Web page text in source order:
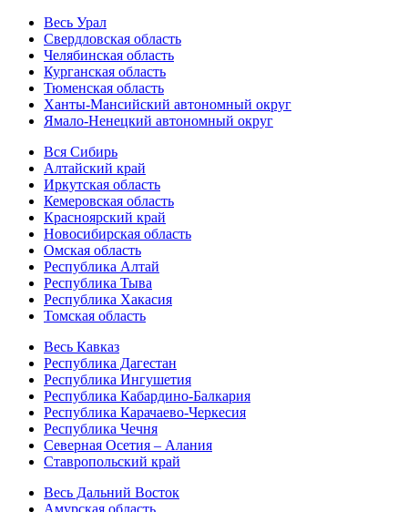
Весь Урал
Свердловская область
Челябинская область
Курганская область
Тюменская область
Ханты-Мансийский автономный округ
Ямало-Ненецкий автономный округ
Вся Сибирь
Алтайский край
Иркутская область
Кемеровская область
Красноярский край
Новосибирская область
Омская область
Республика Алтай
Республика Тыва
Республика Хакасия
Томская область
Весь Кавказ
Республика Дагестан
Республика Ингушетия
Республика Кабардино-Балкария
Республика Карачаево-Черкесия
Республика Чечня
Северная Осетия – Алания
Ставропольский край
Весь Дальний Восток
Амурская область